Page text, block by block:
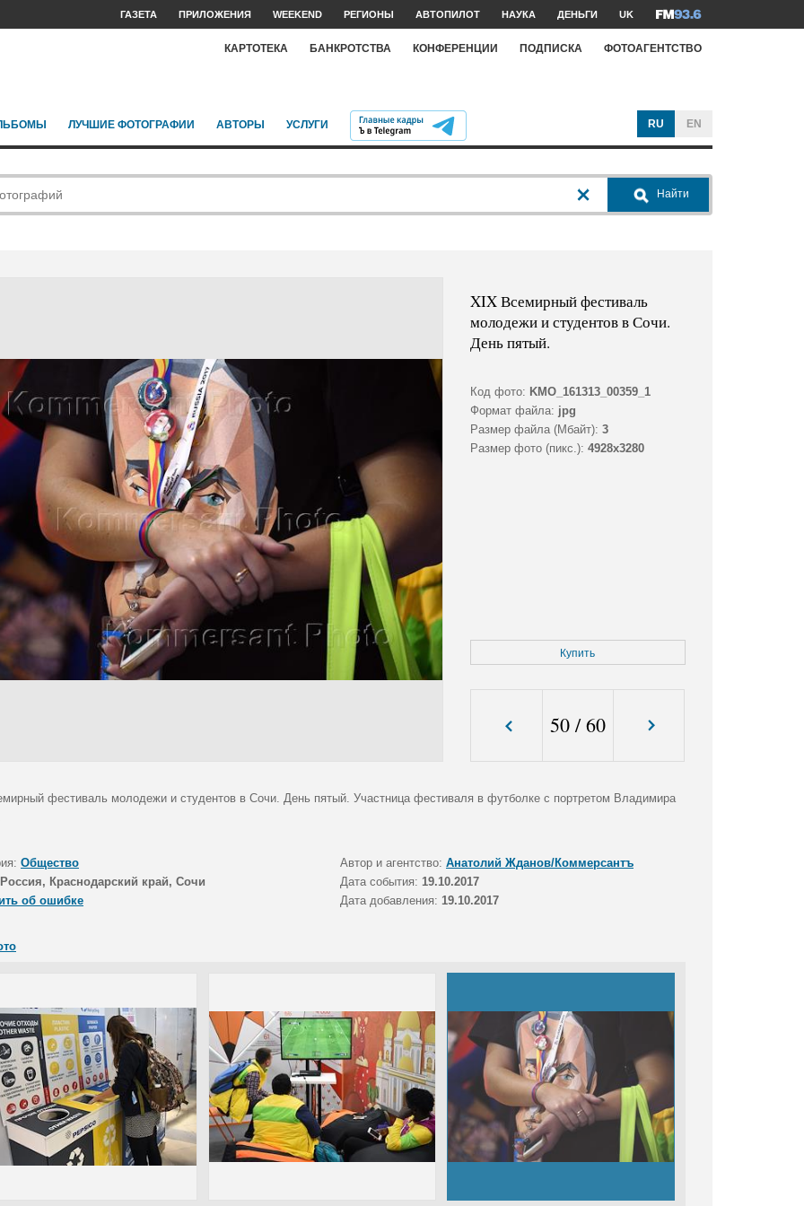
ГАЗЕТА ПРИЛОЖЕНИЯ WEEKEND РЕГИОНЫ АВТОПИЛОТ НАУКА ДЕНЬГИ UK
КАРТОТЕКА БАНКРОТСТВА КОНФЕРЕНЦИИ ПОДПИСКА ФОТОАГЕНТСТВО
ЛУЧШИЕ ФОТОГРАФИИ АВТОРЫ УСЛУГИ RU EN
Найти
XIX Всемирный фестиваль
молодежи и студентов в Сочи.
День пятый.
Код фото: KMO_161313_00359_1
Формат файла: jpg
Размер файла (Мбайт): 3
Размер фото (пикс.): 4928x3280
Купить
50/60
фестиваль молодежи и студентов в Сочи. День пятый. Участница фестиваля в футболке с портретом Владимира
Общество Автор и агентство: Анатолий Жданов/Коммерсантъ
Россия, Краснодарский край, Сочи Дата события: 19.10.2017
об ошибке
Дата добавления: 19.10.2017